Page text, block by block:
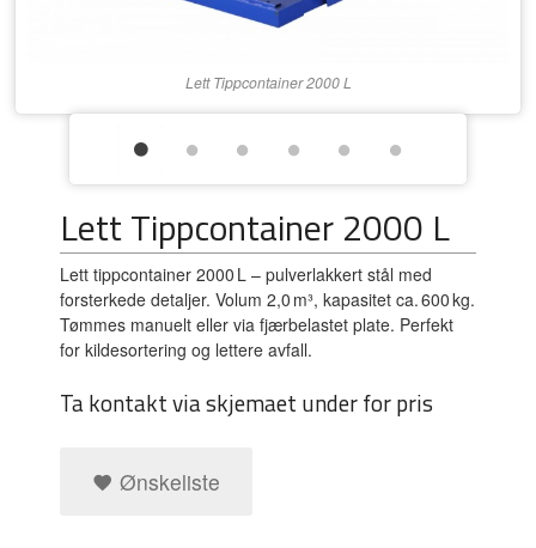
Lett Tippcontainer 2000 L
Lett Tippcontainer 2000 L
Lett tippcontainer 2000 L – pulver­lakkert stål med
forsterkede detaljer. Volum 2,0 m³, kapasitet ca. 600 kg.
Tømmes manuelt eller via fjærbelastet plate. Perfekt
for kildesortering og lettere avfall.
Ta kontakt via skjemaet under for pris
Ønskeliste